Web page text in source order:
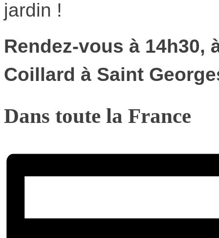
jardin !
Rendez-vous à 14h30,
Coillard à Saint
Dans toute la France